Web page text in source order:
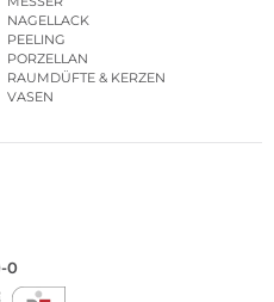
NAGELLACK
PEELING
PORZELLAN
RAUMDÜFTE & KERZEN
VASEN
0